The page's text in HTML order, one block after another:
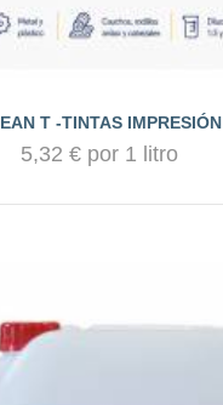
T -TINTAS IMPRESIÓN
5,32 € por 1 litro